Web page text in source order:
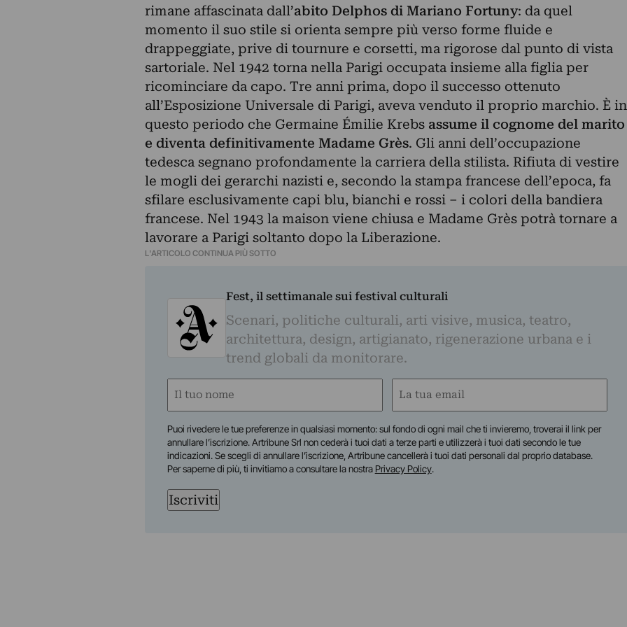
rimane affascinata dall’abito Delphos di Mariano Fortuny: da quel
momento il suo stile si orienta sempre più verso forme fluide e
drappeggiate, prive di tournure e corsetti, ma rigorose dal punto di vista
sartoriale. Nel 1942 torna nella Parigi occupata insieme alla figlia per
ricominciare da capo. Tre anni prima, dopo il successo ottenuto
all’Esposizione Universale di Parigi, aveva venduto il proprio marchio. È in
questo periodo che Germaine Émilie Krebsassume il cognome del marito
e diventa definitivamente Madame Grès. Gli anni dell’occupazione
tedesca segnano profondamente la carriera della stilista. Rifiuta di vestire
le mogli dei gerarchi nazisti e, secondo la stampa francese dell’epoca, fa
sfilare esclusivamente capi blu, bianchi e rossi – i colori della bandiera
francese. Nel 1943 la maison viene chiusa e Madame Grès potrà tornare a
lavorare a Parigi soltanto dopo la Liberazione.
L'ARTICOLO CONTINUA PIÙ SOTTO
Fest, il settimanale sui festival culturali
Scenari, politiche culturali, arti visive, musica, teatro,
architettura, design, artigianato, rigenerazione urbana e i
trend globali da monitorare.
Nome
Email
Puoi rivedere le tue preferenze in qualsiasi momento: sul fondo di ogni mail che ti invieremo, troverai il link per
annullare l’iscrizione. Artribune Srl non cederà i tuoi dati a terze parti e utilizzerà i tuoi dati secondo le tue
indicazioni. Se scegli di annullare l’iscrizione, Artribune cancellerà i tuoi dati personali dal proprio database.
Per saperne di più, ti invitiamo a consultare la nostra Privacy Policy.
Iscriviti